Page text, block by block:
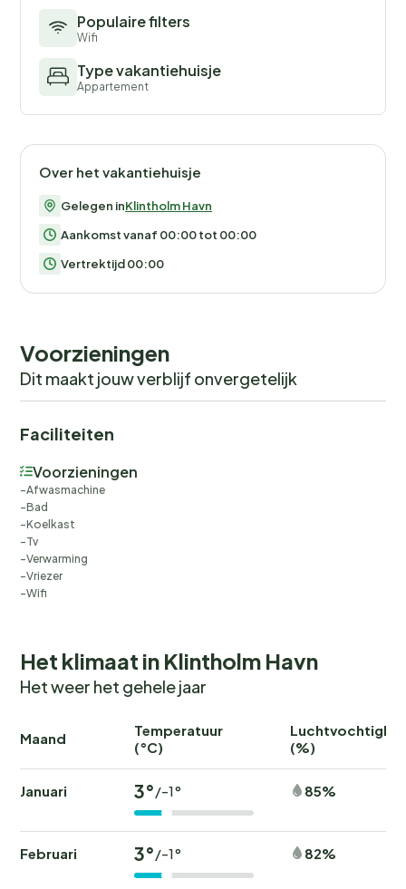
Populaire filters
Wifi
Type vakantiehuisje
Appartement
Over het vakantiehuisje
Gelegen inKlintholm Havn
Aankomst vanaf 00:00 tot 00:00
Vertrektijd 00:00
Voorzieningen
Dit maakt jouw verblijf onvergetelijk
Faciliteiten
Voorzieningen
Afwasmachine
Bad
Koelkast
Tv
Verwarming
Vriezer
Wifi
Het klimaat in Klintholm Havn
Het weer het gehele jaar
Maand
Temperatuur
(°C)
(%)
Januari 3°/-1° 85%
Februari 3°/-1° 82%